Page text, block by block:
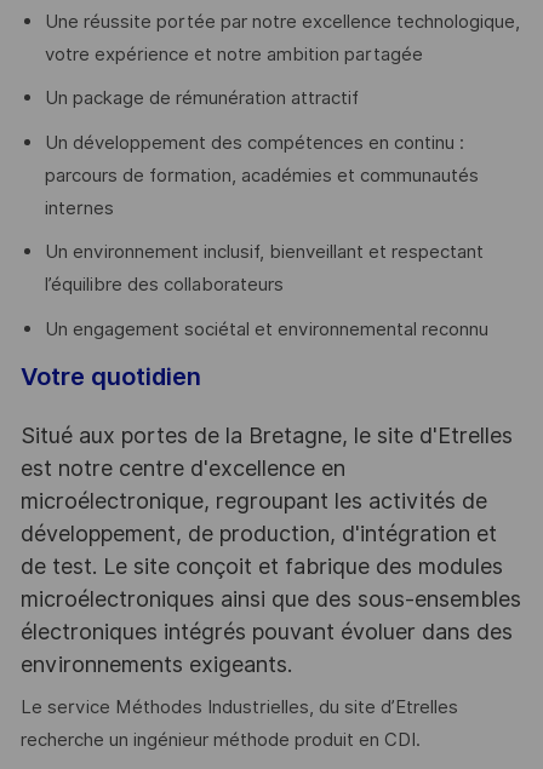
Une réussite portée par notre excellence technologique,
votre expérience et notre ambition partagée
Un package de rémunération attractif
Un développement des compétences en continu :
parcours de formation, académies et communautés
internes
Un environnement inclusif, bienveillant et respectant
l’équilibre des collaborateurs
Un engagement sociétal et environnemental reconnu
Votre quotidien
Situé aux portes de la Bretagne, le site d'Etrelles
est notre centre d'excellence en
microélectronique, regroupant les activités de
développement, de production, d'intégration et
de test. Le site conçoit et fabrique des modules
microélectroniques ainsi que des sous-ensembles
électroniques intégrés pouvant évoluer dans des
environnements exigeants.
Le service Méthodes Industrielles, du site d’Etrelles
recherche un ingénieur méthode produit en CDI.